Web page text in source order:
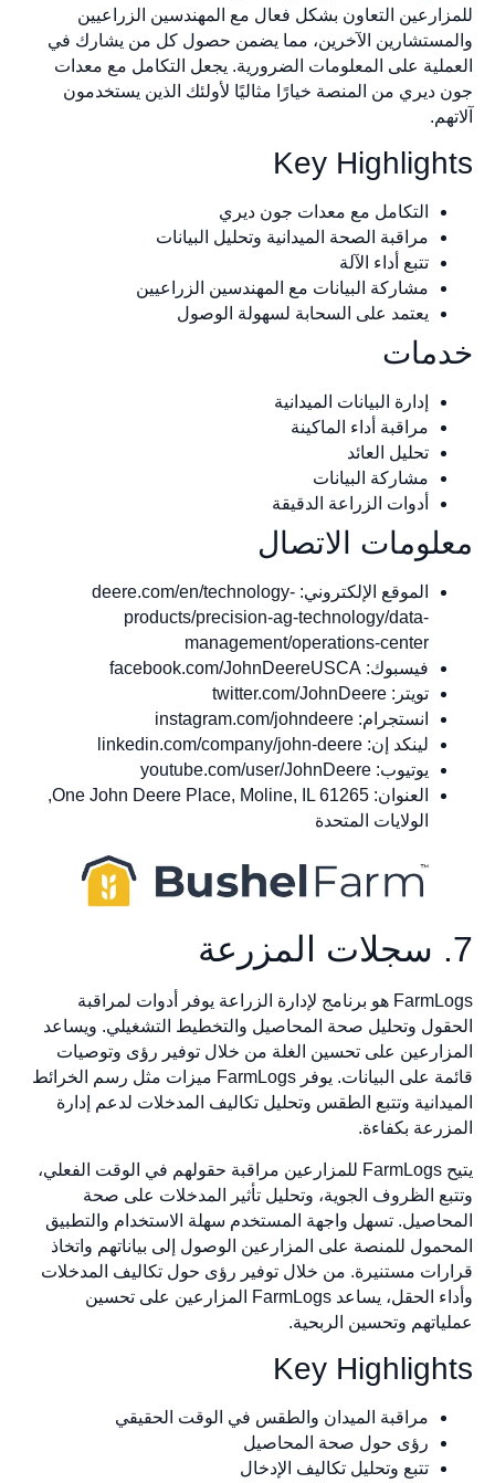
للمزارعين التعاون بشكل فعال مع المهندسين الزراعيين
والمستشارين الآخرين، مما يضمن حصول كل من يشارك في
العملية على المعلومات الضرورية. يجعل التكامل مع معدات
جون ديري من المنصة خيارًا مثاليًا لأولئك الذين يستخدمون
آلاتهم.
Key Highlights
التكامل مع معدات جون ديري
مراقبة الصحة الميدانية وتحليل البيانات
تتبع أداء الآلة
مشاركة البيانات مع المهندسين الزراعيين
يعتمد على السحابة لسهولة الوصول
خدمات
إدارة البيانات الميدانية
مراقبة أداء الماكينة
تحليل العائد
مشاركة البيانات
أدوات الزراعة الدقيقة
معلومات الاتصال
الموقع الإلكتروني: deere.com/en/technology-
products/precision-ag-technology/data-
management/operations-center
فيسبوك: facebook.com/JohnDeereUSCA
تويتر: twitter.com/JohnDeere
انستجرام: instagram.com/johndeere
لينكد إن: linkedin.com/company/john-deere
يوتيوب: youtube.com/user/JohnDeere
العنوان: One John Deere Place, Moline, IL 61265,
الولايات المتحدة
7. سجلات المزرعة
FarmLogs هو برنامج لإدارة الزراعة يوفر أدوات لمراقبة
الحقول وتحليل صحة المحاصيل والتخطيط التشغيلي. ويساعد
المزارعين على تحسين الغلة من خلال توفير رؤى وتوصيات
قائمة على البيانات. يوفر FarmLogs ميزات مثل رسم الخرائط
الميدانية وتتبع الطقس وتحليل تكاليف المدخلات لدعم إدارة
المزرعة بكفاءة.
يتيح FarmLogs للمزارعين مراقبة حقولهم في الوقت الفعلي،
وتتبع الظروف الجوية، وتحليل تأثير المدخلات على صحة
المحاصيل. تسهل واجهة المستخدم سهلة الاستخدام والتطبيق
المحمول للمنصة على المزارعين الوصول إلى بياناتهم واتخاذ
قرارات مستنيرة. من خلال توفير رؤى حول تكاليف المدخلات
وأداء الحقل، يساعد FarmLogs المزارعين على تحسين
عملياتهم وتحسين الربحية.
Key Highlights
مراقبة الميدان والطقس في الوقت الحقيقي
رؤى حول صحة المحاصيل
تتبع وتحليل تكاليف الإدخال